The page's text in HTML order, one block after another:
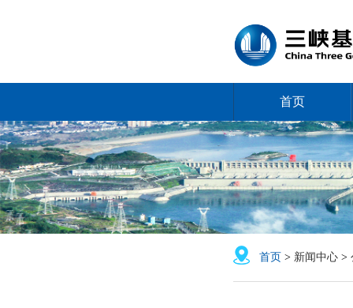
首页
首页 > 新闻中心 >